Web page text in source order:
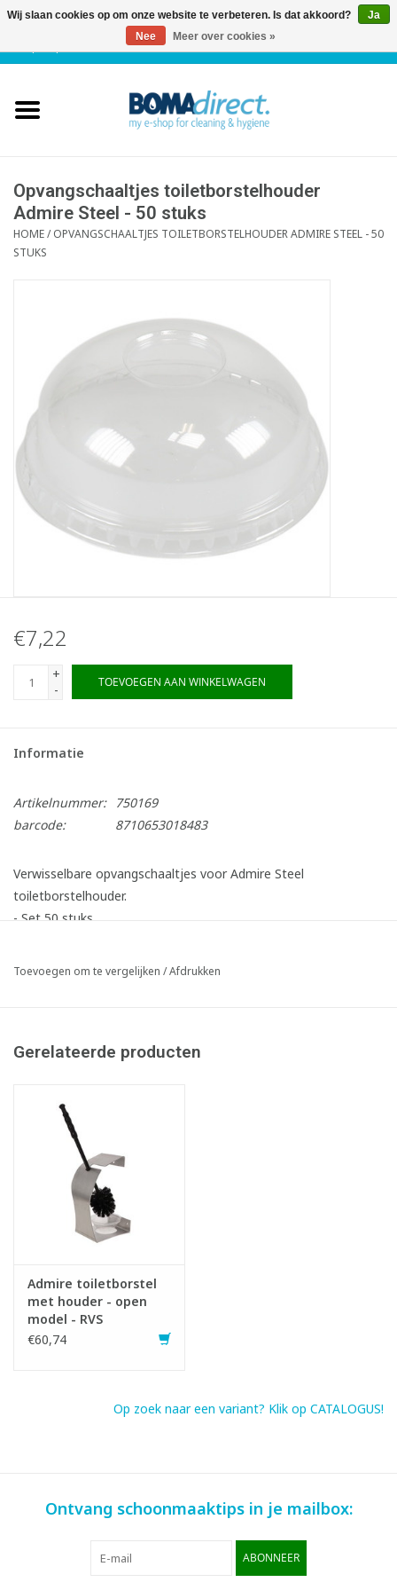
Klantenservice
Blog
Opvangschaaltjes toiletborstelhouder
Admire Steel - 50 stuks
HOME/OPVANGSCHAALTJES TOILETBORSTELHOUDER ADMIRE STEEL - 50
STUKS
€7,22
+
-
TOEVOEGEN AAN WINKELWAGEN
Informatie
Artikelnummer:
750169
barcode:
8710653018483
Verwisselbare opvangschaaltjes voor Admire Steel
toiletborstelhouder.
- Set 50 stuks.
Toevoegen om te vergelijken /Afdrukken
Gerelateerde producten
Admire toiletborstel
met houder - open
model - RVS
€60,74
Op zoek naar een variant? Klik op CATALOGUS!
Ontvang schoonmaaktips in je mailbox:
ABONNEER
Wij slaan cookies op om onze website te verbeteren. Is dat akkoord?
Ja
Nee
Meer over cookies »